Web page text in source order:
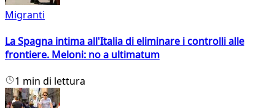
Migranti
La Spagna intima all'Italia di eliminare i controlli alle
frontiere. Meloni: no a ultimatum
1 min di lettura